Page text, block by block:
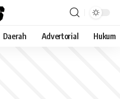
Daerah Advertorial Hukum